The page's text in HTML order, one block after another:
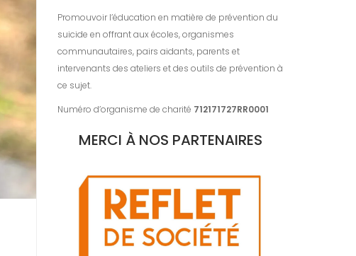
Promouvoir l’éducation en matière de prévention du
suicide en offrant aux écoles, organismes
communautaires, pairs aidants, parents et
intervenants des ateliers et des outils de prévention à
ce sujet.
Numéro d’organisme de charité 712171727RR0001
MERCI À NOS PARTENAIRES